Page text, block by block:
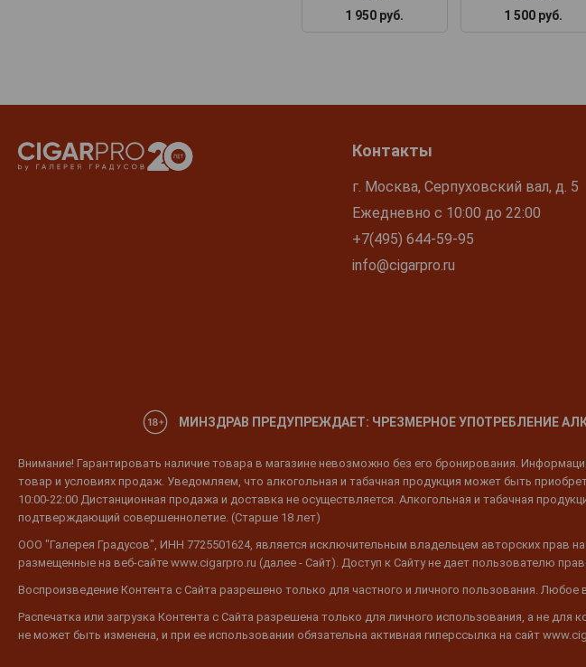
1 950 руб.
1 500 руб.
Контакты
г. Москва, Серпуховский вал, д. 5
Ежедневно с 10:00 до 22:00
+7(495) 644-59-95
info@cigarpro.ru
МИНЗДРАВ ПРЕДУПРЕЖДАЕТ: ЧРЕЗМЕРНОЕ УПОТРЕБЛЕНИЕ
Внимание! Гарантировать наличие товара в магазине невозможно без его бронирования.
товар и условиях продаж. Уведомляем, что алкогольная и табачная продукция может быть
10:00-22:00 Дистанционная продажа и доставка не осуществляется. Алкогольная и табачная
подтверждающий совершеннолетие. (Старше 18 лет)
ООО "Галерея Градусов", ИНН 7725501624, является исключительным владельцем авторских прав
размещенные на веб-сайте www.cigarpro.ru (далее - Сайт). Доступ к Сайту не дает пользователю
Воспроизведение Контента с Сайта разрешено только для частного и личного пользования.
Распечатка или загрузка Контента с Сайта разрешена только для личного использования, а не
не может быть изменена, и при ее использовании обязательна активная гиперссылка на сайт